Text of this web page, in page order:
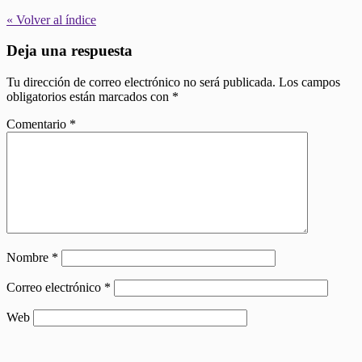
« Volver al índice
Deja una respuesta
Tu dirección de correo electrónico no será publicada. Los campos
obligatorios están marcados con *
Comentario *
Nombre *
Correo electrónico *
Web